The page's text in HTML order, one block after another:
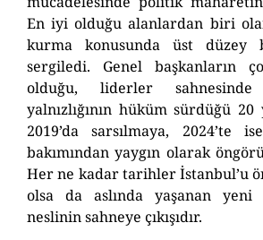
En iyi olduğu alanlardan biri
kurma konusunda üst düzey
sergiledi. Genel başkanların
olduğu, liderler
yalnızlığının hüküm sürdüğü
2019’da sarsılmaya, 2024’te
bakımından yaygın olarak
Her ne kadar tarihler İstanbul’u
olsa da aslında yaşanan
neslinin sahneye çıkışıdır.